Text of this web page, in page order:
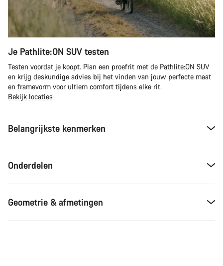
Je Pathlite:ON SUV testen
Testen voordat je koopt. Plan een proefrit met de Pathlite:ON SUV
en krijg deskundige advies bij het vinden van jouw perfecte maat
en framevorm voor ultiem comfort tijdens elke rit.
Bekijk locaties
Belangrijkste kenmerken
Onderdelen
Geometrie & afmetingen